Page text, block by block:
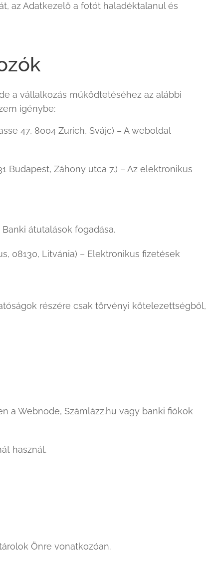
az Adatkezelő a fotót haladéktalanul és
a vállalkozás működtetéséhez az alábbi
igénybe:
47, 8004 Zurich, Svájc) – A weboldal
Budapest, Záhony utca 7.) – Az elektronikus
Banki átutalások fogadása.
08130, Litvánia) – Elektronikus fizetések
részére csak törvényi kötelezettségből,
a Webnode, Számlázz.hu vagy banki fiókok
használ.
Önre vonatkozóan.